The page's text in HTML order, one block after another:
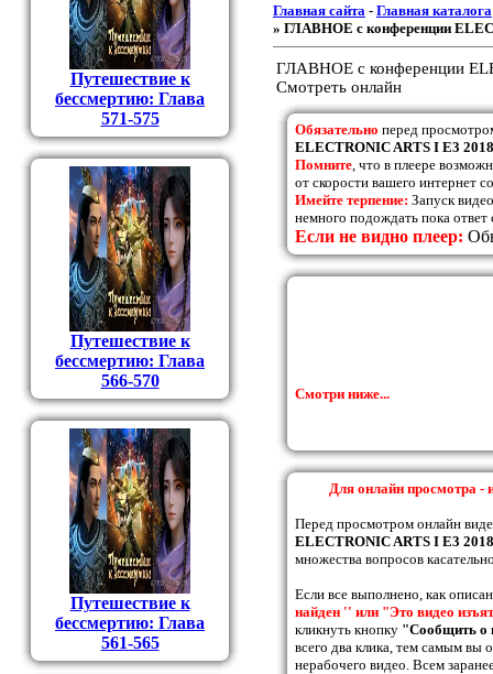
Путешествие к
бессмертию: Глава
571-575
Путешествие к
бессмертию: Глава
566-570
Путешествие к
бессмертию: Глава
561-565
Главная сайта - Главная каталога
» ГЛАВНОЕ с конференции
ГЛАВНОЕ с конференции
Смотреть онлайн
Обязательно перед
ELECTRONIC ARTS I E3
Помните, что в плеере
от скорости вашего интернет
Имейте терпение: Запуск
немного подождать пока ответ
Если не видно плеер:
Смотри ниже...
Для онлайн просмотра -
Перед просмотром онлайн
ELECTRONIC ARTS I E3 2018
множества вопросов
Если все выполнено, как
найден '' или "Это видео
кликнуть кнопку "Сообщить о
всего два клика, тем самым вы
нерабочего видео. Всем